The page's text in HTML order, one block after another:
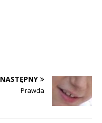
NASTĘPNY
Prawda